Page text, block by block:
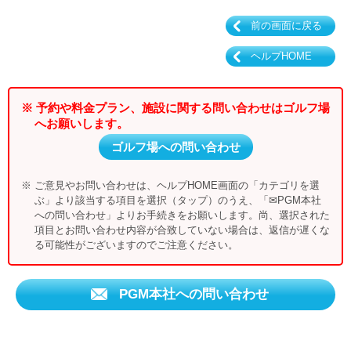
前の画面に戻る
ヘルプHOME
※ 予約や料金プラン、施設に関する問い合わせはゴルフ場
へお願いします。
ゴルフ場への問い合わせ
※ ご意見やお問い合わせは、ヘルプHOME画面の「カテゴリを選
ぶ」より該当する項目を選択（タップ）のうえ、「✉PGM本社
への問い合わせ」よりお手続きをお願いします。尚、選択された
項目とお問い合わせ内容が合致していない場合は、返信が遅くな
る可能性がございますのでご注意ください。
PGM本社への問い合わせ